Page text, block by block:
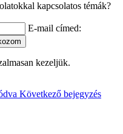
kapcsolatos témák?
E-mail címed:
kezeljük.
Következő bejegyzés